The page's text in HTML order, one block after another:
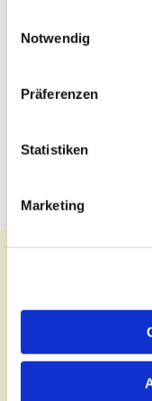
Notwendig
Präferenzen
Statistiken
Marketing
Zentralbüro
(030) 643 849